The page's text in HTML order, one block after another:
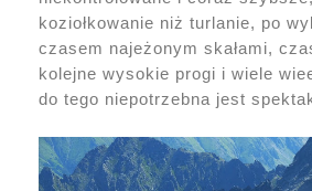
koziołkowanie niż turlanie, po
czasem najeżonym skałami,
kolejne wysokie progi i wiele
do tego niepotrzebna jest